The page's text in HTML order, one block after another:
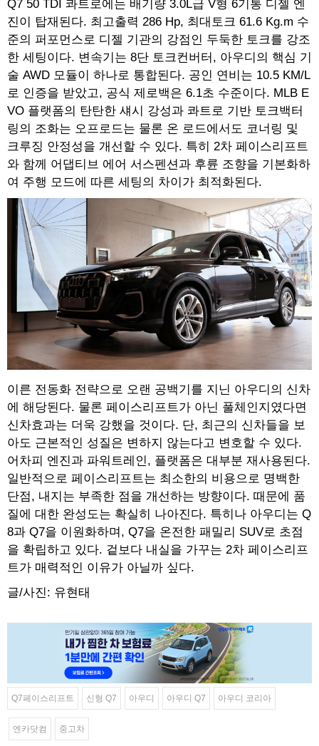
Q7 50 TDI 콰트로에는 배기량 3.0L급 V형 6기통 디젤 엔
진이 탑재된다. 최고출력 286 Hp, 최대토크 61.6 Kg.m 수
준의 퍼포먼스로 디젤 기관의 강점인 두둑한 토크를 강조
한 세팅이다. 변속기는 8단 토크컨버터, 아우디의 핵심 기
술 AWD 모듈이 하나로 통합된다. 공인 연비는 10.5 KM/L
로 인증을 받았고, 공식 제로백은 6.1초 수준이다. MLB E
VO 플랫폼의 탄탄한 섀시 강성과 콰트로 기반 토크백터
링의 조화는 오프로드는 물론 온 로드에서도 코너링 및
크루징 안정성을 개선할 수 있다. 특히 2차 페이스리프트
와 함께 어댑티브 에어 서스펜션과 후륜 조향을 기본화하
여 주행 모드에 따른 세팅의 차이가 최적화된다.
이른 전동화 전략으로 오랜 공백기를 지닌 아우디의 신차
에 해당된다. 물론 페이스리프트가 아닌 풀체인지였다면
신차효과는 더욱 강했을 것이다. 단, 최근의 신차들을 보
아도 근본적인 성질은 변하지 않는다고 변호할 수 있다.
어차피 엔진과 파워트레인, 플랫폼은 대부분 재사용된다.
일반적으로 페이스리프트는 최소한의 비용으로 명백한
단점, 내지는 부족한 점을 개선하는 방향이다. 때문에 품
질에 대한 완성도는 확실히 나아진다. 특히나 아우디는 Q
8과 Q7을 이원화하며, Q7을 온전한 패밀리 SUV로 초점
을 확립하고 있다. 겉보다 내실을 가꾸는 2차 페이스리프
트가 매력적인 이유가 아닐까 싶다.
글/사진: 유현태
Q7페이스리프트 신형 Q7 아우디 아우디 Q7 아우디 코리아
엔카닷컴 중고차